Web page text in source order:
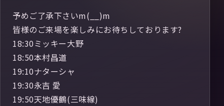
予めご了承下さいm(__)m
皆様のご来場を楽しみにお待ちしております?
18:30ミッキー大野
18:50本村昌道
19:10ナターシャ
19:30永吉 愛
19:50天地優鶴(三味線)